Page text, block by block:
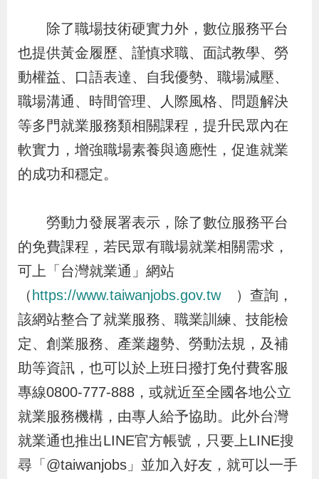
連
結
網
站
導
民
意
信
文
字
客
統
計
資
E
n
g
s
h
回
首
頁
R
S
S
隱
私
權
資
訊
安
全
除了職場技術硬實力外，數位服務平台
也提供黃金履歷、謹慎求職、面試教學、勞
動權益、口語表達、自我優勢、職場減壓、
職場溝通、時間管理、人際風格、問題解決
等多門就業服務類相關課程，提升民眾內在
軟實力，增強職場素養與適應性，促進就業
的成功和穩定。
勞動力發展署表示，除了數位服務平台
的免費課程，若民眾有職場就業相關需求，
可上「台灣就業通」網站
（ https://www.taiwanjobs.gov.tw
）查詢，
該網站整合了就業服務、職業訓練、技能檢
定、創業服務、產業趨勢、勞動法規，及補
助等資訊，也可以於上班日撥打免付費客服
專線0800-777-888，或就近至全國各地公立
就業服務機構，由專人給予協助。此外台灣
就業通也推出LINE官方帳號，只要上LINE搜
尋「@taiwanjobs」並加入好友，就可以一手